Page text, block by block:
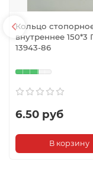
Кольцо
внутреннее 150*3
13943-86
6.50 руб
В корзину